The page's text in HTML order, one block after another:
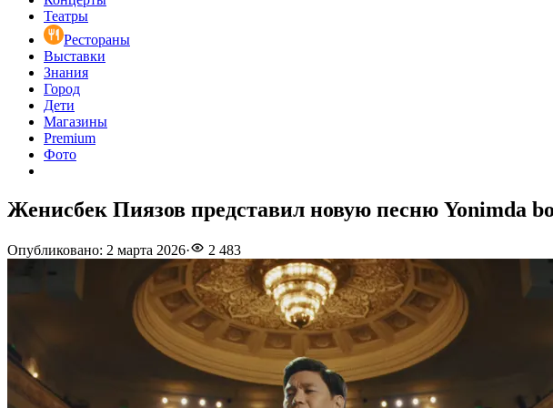
Театры
Рестораны
Выставки
Знания
Город
Дети
Магазины
Premium
Фото
Женисбек Пиязов представил новую песню Yonimda
Опубликовано: 2 марта 2026· 2 483